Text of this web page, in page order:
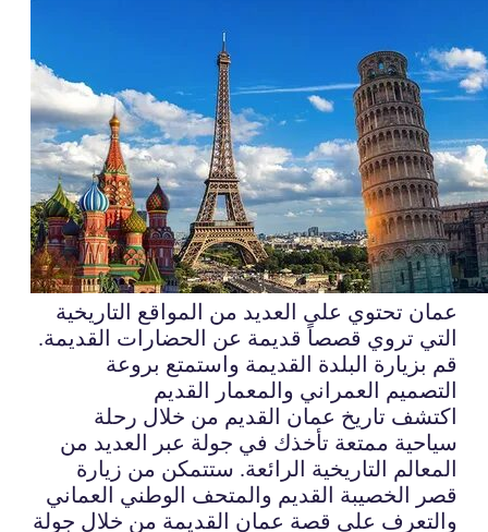
عمان تحتوي على العديد من المواقع التاريخية
التي تروي قصصاً قديمة عن الحضارات القديمة.
قم بزيارة البلدة القديمة واستمتع بروعة
التصميم العمراني والمعمار القديم
اكتشف تاريخ عمان القديم من خلال رحلة
سياحية ممتعة تأخذك في جولة عبر العديد من
المعالم التاريخية الرائعة. ستتمكن من زيارة
قصر الخصيبة القديم والمتحف الوطني العماني
والتعرف على قصة عمان القديمة من خلال جولة